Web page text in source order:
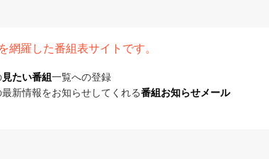
網羅した番組表サイトです。
見たい番組 一覧への登録
新情報をお知らせしてくれる番組お知らせメール